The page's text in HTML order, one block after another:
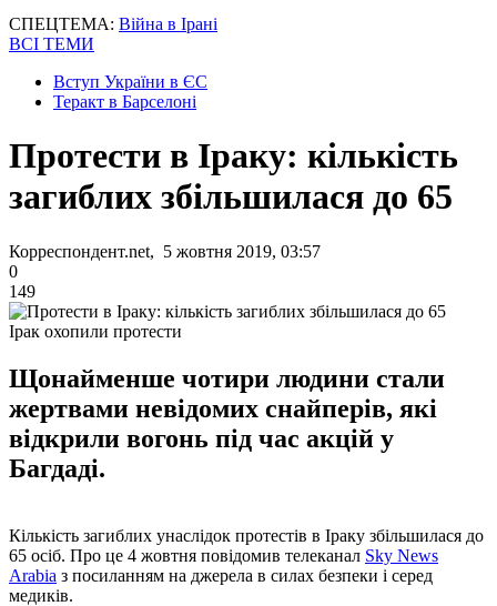
СПЕЦТЕМА: Війна в Ірані
ВСІ ТЕМИ
Вступ України в ЄС
Теракт в Барселоні
Протести в Іраку: кількість
загиблих збільшилася до 65
Корреспондент.net, 5 жовтня 2019, 03:57
0
149
Ірак охопили протести
Щонайменше чотири людини стали
жертвами невідомих снайперів, які
відкрили вогонь під час акцій у
Багдаді.
Кількість загиблих унаслідок протестів в Іраку збільшилася до
65 осіб. Про це 4 жовтня повідомив телеканал Sky News
Arabia з посиланням на джерела в силах безпеки і серед
медиків.